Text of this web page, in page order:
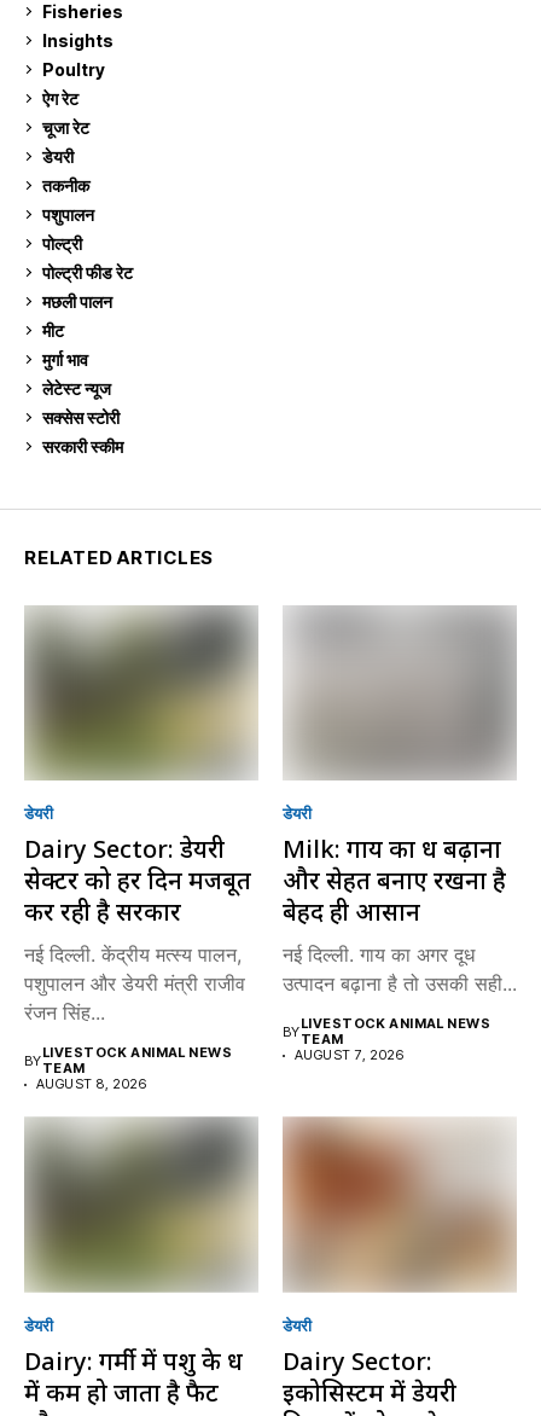
Fisheries
Insights
Poultry
ऐग रेट
चूजा रेट
डेयरी
तकनीक
पशुपालन
पोल्ट्री
पोल्ट्री फीड रेट
मछली पालन
मीट
मुर्गा भाव
लेटेस्ट न्यूज
सक्सेस स्टो‍री
सरकारी स्की‍म
RELATED ARTICLES
डेयरी
Dairy Sector: डेयरी
सेक्टर को हर दिन मजबूत
कर रही है सरकार
नई दिल्ली. केंद्रीय मत्स्य पालन,
पशुपालन और डेयरी मंत्री राजीव
रंजन सिंह...
BYLIVESTOCK ANIMAL NEWS
TEAM
AUGUST 8, 2026
डेयरी
Milk: गाय का दूध बढ़ाना
और सेहत बनाए रखना है
बेहद ही आसान
नई दिल्ली. गाय का अगर दूध
उत्पादन बढ़ाना है तो उसकी सही...
BYLIVESTOCK ANIMAL NEWS
TEAM
AUGUST 7, 2026
डेयरी
Dairy: गर्मी में पशु के दूध
में कम हो जाता है फैट
डेयरी
Dairy Sector:
इकोसिस्टम में डेयरी